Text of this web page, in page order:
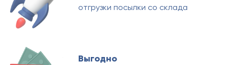
отгрузки посылки со склада
Выгодно